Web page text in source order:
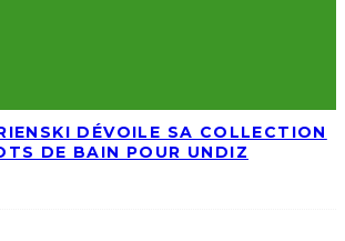
DÉVOILE SA COLLECTION
DE BAIN POUR UNDIZ